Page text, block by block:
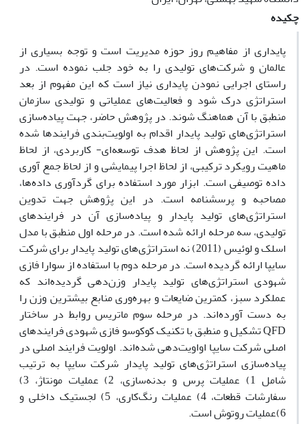
چکیده
پایداری از مفاهیم روز حوزه مدیریت است و توجه بسیاری از
عالمان و شرکت‌های تولیدی را به خود جلب نموده است. در
راستای اجرایی نمودن پایداری نیاز است که این مفهوم از بعد
استراتژی درک شود و فعالیت‌های عملیاتی و تولیدی سازمان
منطبق با آن هماهنگ شوند. در پژوهش حاضر، جهت پیاده‌سازی
استراتژی‌های تولید پایدار اقدام به اولویت‌بندی فرایند‌ها شده
است. این پژوهش از لحاظ هدف توسعه‌ای- کاربردی، از لحاظ
ماهیت رویکرد ترکیبی، از لحاظ اجرا پیمایشی و از لحاظ جمع آوری
داده توصیفی است. ابزار مورد استفاده برای گردآوری داده‌ها،
مصاحبه و پرسشنامه است. در این پژوهش جهت تدوین
استراتژی‌های تولید پایدار و پیاده‌سازی آن در فرایندهای
تولیدی، سه مرحله ارائه شده است. در مرحله اول منطبق با مدل
اسلک و لوئیس (2011) نه استراتژی‌های تولید پایدار برای شرکت
سایپا ارائه گردیده است. در مرحله دوم با استفاده از سوارا فازی
شهودی استراتژی‌های تولید پایدار وزن‌دهی گردیده‌اند که
عملکرد سبز، کمترین ضایعات و بهره‌وری منابع بیشترین وزن را
به دست‌ آورده‌اند. در مرحله سوم ماتریس روابط در ساختار
QFD تشکیل و منطبق با تکنیک کوکوسو فازی شهودی فرایندهای
اصلی شرکت سایپا اواویت‌دهی شده‌اند. اولویت فرایند اصلی در
پیاده‌سازی استراتژی‌های تولید پایدار شرکت سایپا به ترتیب
شامل 1) عملیات پرس و بدنه‌سازی، 2) عملیات مونتاژ، 3)
سفارشات قطعات، 4) عملیات رنگ‌کاری، 5) لجستیک داخلی و
6)عملیات روتوش است.